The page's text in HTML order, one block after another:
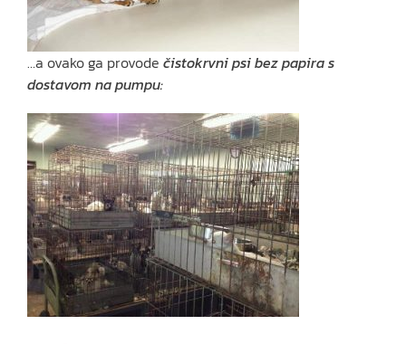
…a ovako ga provode čistokrvni psi bez papira s
dostavom na pumpu: